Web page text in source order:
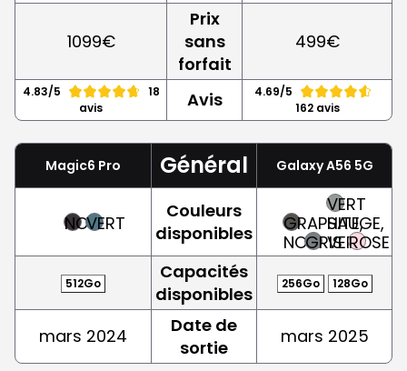
1099€
Prix
sans
forfait
499€
4.83/5
18
avis
Avis
4.69/5
162 avis
Magic6 Pro Général Galaxy A56 5G
NOIRVERT
Couleurs
disponibles
GRAPHITE,
NOIRGRIS
VERT
SAUGE,
VERTROSE
512Go
Capacités
disponibles
256Go 128Go
mars 2024
Date de
sortie
mars 2025